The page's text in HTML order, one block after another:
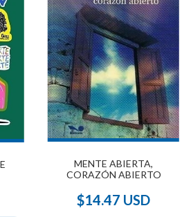
MENTE ABIERTA,
CORAZÓN ABIERTO
$14.47 USD